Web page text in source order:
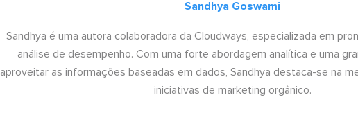
Sandhya Goswami
Sandhya é uma autora colaboradora da Cloudways, especializada em
análise de desempenho. Com uma forte abordagem analítica e uma
aproveitar as informações baseadas em dados, Sandhya destaca-se na
iniciativas de marketing orgânico.